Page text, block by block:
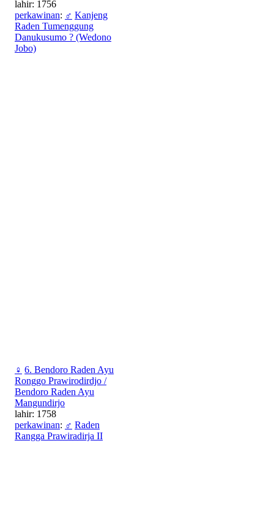
lahir: 1756
perkawinan: ♂ Kanjeng
Raden Tumenggung
Danukusumo ? (Wedono
Jobo)
♀ 6. Bendoro Raden Ayu
Ronggo Prawirodirdjo /
Bendoro Raden Ayu
Mangundirjo
lahir: 1758
perkawinan: ♂ Raden
Rangga Prawiradirja II